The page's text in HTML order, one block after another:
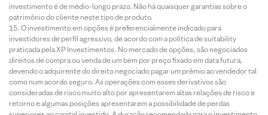
investimento é de médio-longo prazo. Não há quaisquer garantias sobre o
patrimônio do cliente neste tipo de produto.
O investimento em opções é preferencialmente indicado para
investidores de perfil agressivo, de acordo com a política de suitability
praticada pela XP Investimentos. No mercado de opções, são negociados
direitos de compra ou venda de um bem por preço fixado em data futura,
devendo o adquirente do direito negociado pagar um prêmio ao vendedor tal
como num acordo seguro. As operações com esses derivativos são
consideradas de risco muito alto por apresentarem altas relações de risco e
retorno e algumas posições apresentarem a possibilidade de perdas